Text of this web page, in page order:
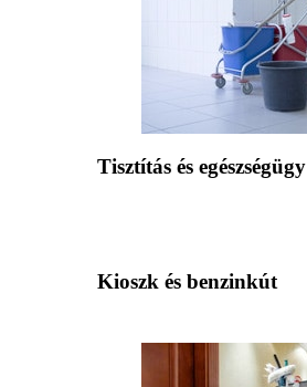
Tisztítás és egészségügy
Kioszk és benzinkút